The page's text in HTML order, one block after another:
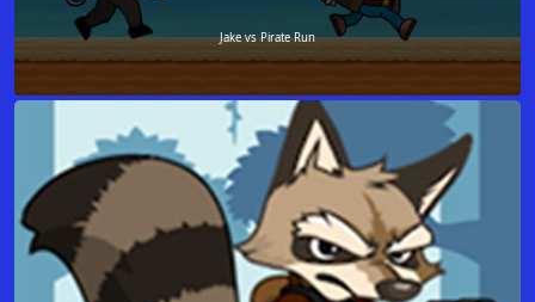
Jake vs Pirate Run